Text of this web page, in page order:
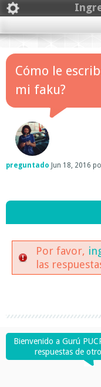
Cómo le
mi faku?
preguntado Jun 18, 2016
Por favor,
las
Bienvenido a Gurú
respuestas de